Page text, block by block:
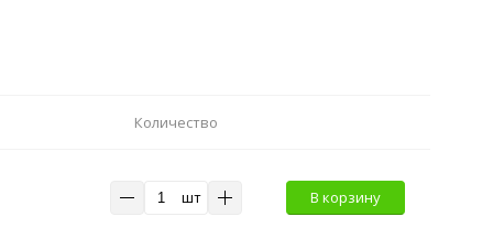
Количество
шт В корзину